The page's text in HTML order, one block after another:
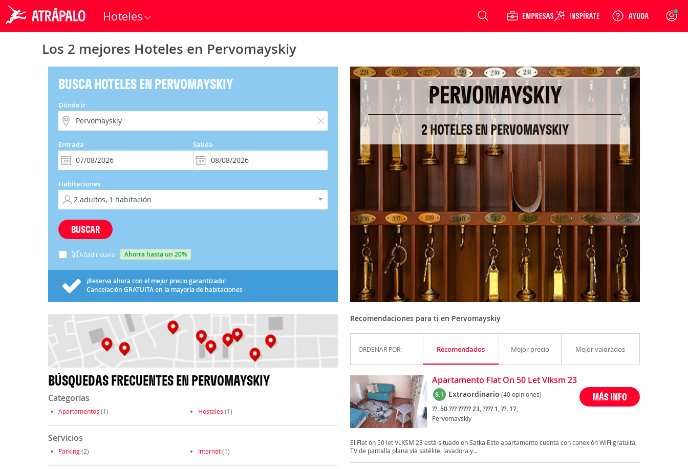
Hoteles Login
Los 2 mejores Hoteles en Pervomayskiy
BUSCA HOTELES EN PERVOMAYSKIY
Dónde ir
Entrada Salida
Habitaciones
BUSCAR
Añadir vuelo ahorra hasta un 20%
¡Reserva ahora con el mejor precio garantizado!
Cancelación GRATUITAen la mayoría de habitaciones
BÚSQUEDAS FRECUENTES EN PERVOMAYSKIY
Categorías
Apartamentos (1) Hostales (1)
Servicios
Parking(2) Internet(1)
PERVOMAYSKIY
2 HOTELES EN PERVOMAYSKIY
Recomendaciones para ti en Pervomayskiy
ORDENAR POR: Recomendados Mejor precio Mejor valorados
Apartamento Flat On 50 Let Vlksm 23
9.1 Extraordinario (40 opiniones)
??. 50 ??? ????? 23, ???? 1, ??. 17,
Pervomayskiy
MÁS INFO
El Flat on 50 let VLKSM 23 está situado en Satka Este apartamento cuenta con conexión WiFi gratuita,
TV de pantalla plana vía satélite, lavadora y...